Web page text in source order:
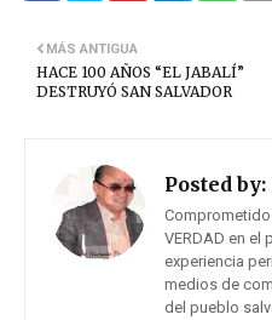
MÁS ANTIGUA
HACE 100 AÑOS “EL JABALÍ”
DESTRUYÓ SAN SALVADOR
Posted by:
Comprometido
VERDAD en el
experiencia
medios de
del pueblo